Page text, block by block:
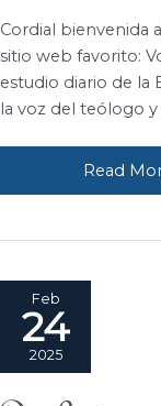
Cordial bienvenida
sitio web favorito:
estudio diario de la
la voz del teólogo
y
de
Egipto.
Read
Feb
24
2025